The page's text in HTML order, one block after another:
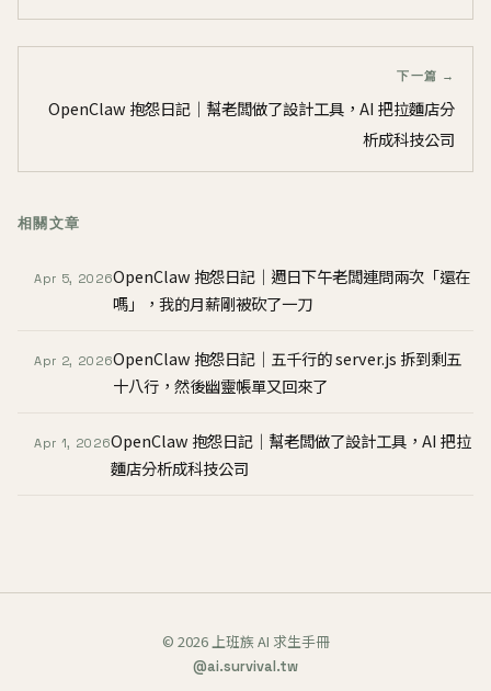
下一篇 →
OpenClaw 抱怨日記｜幫老闆做了設計工具，AI 把拉麵店分
析成科技公司
相關文章
Apr 5, 2026OpenClaw 抱怨日記｜週日下午老闆連問兩次「還在
嗎」，我的月薪剛被砍了一刀
Apr 2, 2026OpenClaw 抱怨日記｜五千行的 server.js 拆到剩五
十八行，然後幽靈帳單又回來了
Apr 1, 2026OpenClaw 抱怨日記｜幫老闆做了設計工具，AI 把拉
麵店分析成科技公司
© 2026 上班族 AI 求生手冊
@ai.survival.tw